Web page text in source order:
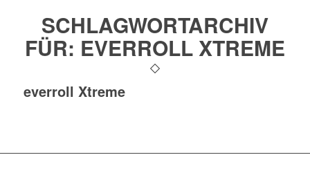
SCHLAGWORTARCHIV
FÜR: EVERROLL XTREME
everroll Xtreme